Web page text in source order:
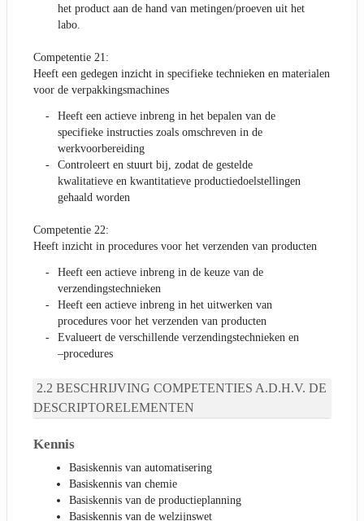
het product aan de hand van metingen/proeven uit het
labo.
Competentie 21:
Heeft een gedegen inzicht in specifieke technieken en materialen
voor de verpakkingsmachines
Heeft een actieve inbreng in het bepalen van de
specifieke instructies zoals omschreven in de
werkvoorbereiding
Controleert en stuurt bij, zodat de gestelde
kwalitatieve en kwantitatieve productiedoelstellingen
gehaald worden
Competentie 22:
Heeft inzicht in procedures voor het verzenden van producten
Heeft een actieve inbreng in de keuze van de
verzendingstechnieken
Heeft een actieve inbreng in het uitwerken van
procedures voor het verzenden van producten
Evalueert de verschillende verzendingstechnieken en
–procedures
BESCHRIJVING COMPETENTIES A.D.H.V. DE
DESCRIPTORELEMENTEN
Kennis
Basiskennis van automatisering
Basiskennis van chemie
Basiskennis van de productieplanning
Basiskennis van de welzijnswet